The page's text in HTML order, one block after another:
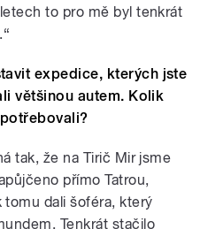
to pro mě byl tenkrát
expedice, kterých jste
většinou autem. Kolik
tak, že na Tirič Mir jsme
přímo Tatrou,
dali šoféra, který
Tenkrát stačilo